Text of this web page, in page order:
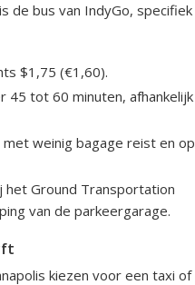
de bus van IndyGo, specifiek
$1,75 (€1,60).
45 tot 60 minuten,
met weinig bagage reist en
het Ground Transportation
van de parkeergarage.
kiezen voor een taxi of